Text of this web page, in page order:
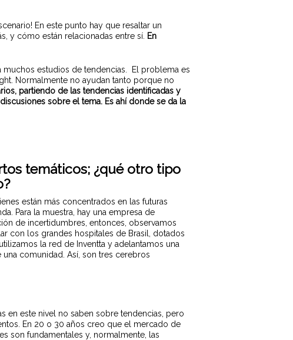
En este punto hay que resaltar un
y cómo están relacionadas entre sí. En
muchos estudios de tendencias. El problema es
Normalmente no ayudan tanto porque no
partiendo de las tendencias identificadas y
sobre el tema. Es ahí donde se da la
temáticos; ¿qué otro tipo
están más concentrados en las futuras
Para la muestra, hay una empresa de
de incertidumbres, entonces, observamos
con los grandes hospitales de Brasil, dotados
la red de Inventta y adelantamos una
comunidad. Así, son tres cerebros
en este nivel no saben sobre tendencias, pero
En 20 o 30 años creo que el mercado de
son fundamentales y, normalmente, las